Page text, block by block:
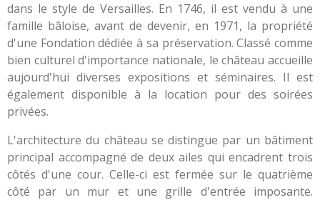
dans le style de Versailles. En 1746, il est vendu à une
famille bâloise, avant de devenir, en 1971, la propriété
d'une Fondation dédiée à sa préservation. Classé comme
bien culturel d'importance nationale, le château accueille
aujourd'hui diverses expositions et séminaires. Il est
également disponible à la location pour des soirées
privées.
L'architecture du château se distingue par un bâtiment
principal accompagné de deux ailes qui encadrent trois
côtés d'une cour. Celle-ci est fermée sur le quatrième
côté par un mur et une grille d'entrée imposante.